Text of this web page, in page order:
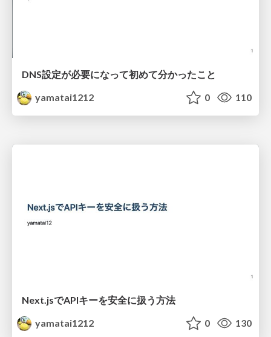
DNS設定が必要になって初めて分かったこと
yamatai1212
0 110
Next.jsでAPIキーを安全に扱う方法
yamatai1212
0 130